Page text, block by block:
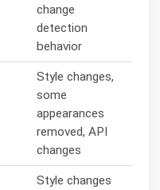
change
detection
behavior
Style changes,
some
appearances
removed, API
changes
Style changes